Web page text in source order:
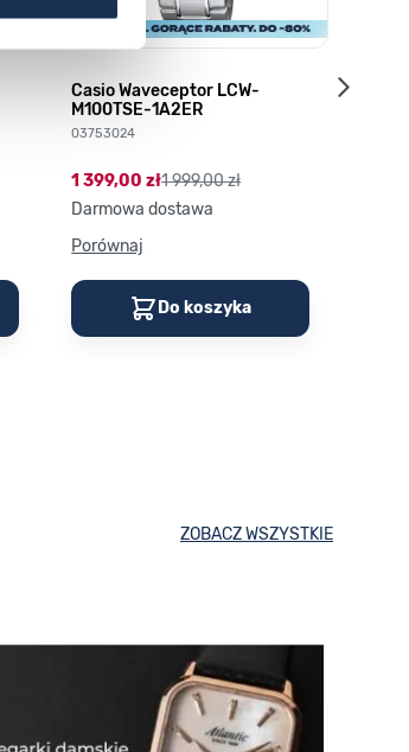
Casio Waveceptor LCW-
M100TSE-1A2ER
03753024
1 399,00 zł1 999,00 zł
Darmowa dostawa
Porównaj
Do koszyka
ZOBACZ WSZYSTKIE